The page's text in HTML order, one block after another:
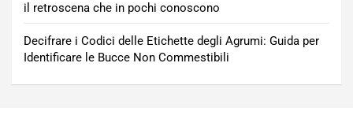
il retroscena che in pochi conoscono
Decifrare i Codici delle Etichette degli Agrumi: Guida per
Identificare le Bucce Non Commestibili